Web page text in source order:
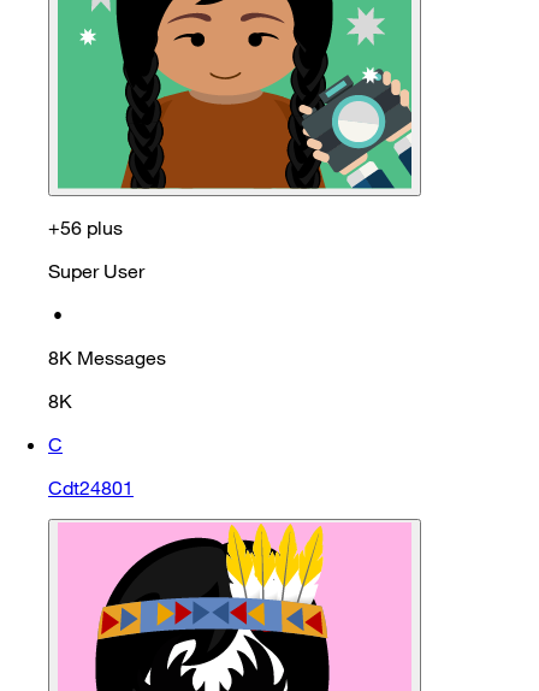
+56 plus
Super User
•
8K Messages
8K
C
Cdt24801